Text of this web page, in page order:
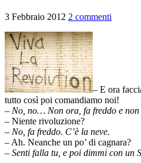
3 Febbraio 2012 2 commenti
– E ora
tutto così poi comandiamo noi!
– No, no… Non ora, fa freddo e non
– Niente rivoluzione?
– No, fa freddo. C’è la neve.
– Ah. Neanche un po’ di cagnara?
– Senti falla tu, e poi dimmi con un